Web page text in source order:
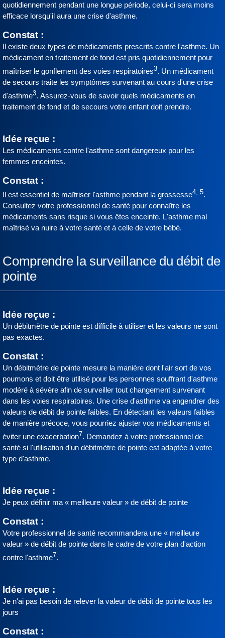
quotidiennement pendant une longue période, celui-ci sera moins
efficace lorsqu'il aura une crise d'asthme.
Constat :
Il existe deux types de médicaments prescrits contre l'asthme. Un
médicament en traitement de fond est pris quotidiennement pour
maîtriser le gonflement des voies respiratoires3. Un médicament
de secours traite les symptômes survenant au cours d'une crise
d'asthme3. Assurez-vous de savoir quels médicaments en
traitement de fond et de secours votre enfant doit prendre.
Idée reçue :
Les médicaments contre l'asthme sont dangereux pour les
femmes enceintes.
Constat :
Il est essentiel de maîtriser l'asthme pendant la grossesse4, 5.
Consultez votre professionnel de santé pour connaître les
médicaments sans risque si vous êtes enceinte. L'asthme mal
maîtrisé va nuire à votre santé et à celle de votre bébé.
Comprendre la surveillance du débit de
pointe
Idée reçue :
Un débitmètre de pointe est difficile à utiliser et les valeurs ne sont
pas exactes.
Constat :
Un débitmètre de pointe mesure la manière dont l'air sort de vos
poumons et doit être utilisé pour les personnes souffrant d'asthme
modéré à sévère afin de surveiller tout changement survenant
dans les voies respiratoires. Une crise d'asthme va engendrer des
valeurs de débit de pointe faibles. En détectant les valeurs faibles
de manière précoce, vous pourriez ajuster vos médicaments et
éviter une exacerbation7. Demandez à votre professionnel de
santé si l'utilisation d'un débitmètre de pointe est adaptée à votre
type d'asthme.
Idée reçue :
Je peux définir ma « meilleure valeur » de débit de pointe
Constat :
Votre professionnel de santé recommandera une « meilleure
valeur » de débit de pointe dans le cadre de votre plan d'action
contre l'asthme7.
Idée reçue :
Je n'ai pas besoin de relever la valeur de débit de pointe tous les
jours
Constat :